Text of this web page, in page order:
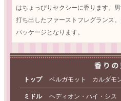
はちょっぴりセクシーに香ります。
打ち出したファーストフレグランス
パッケージとなります。
トップ ベルガモット カルダモ
ミドル ヘディオン・ハイ・シス